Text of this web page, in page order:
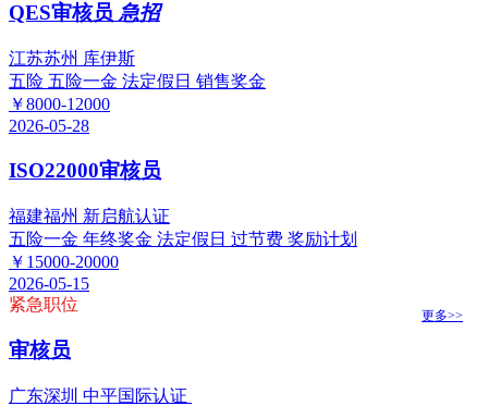
QES审核员 急招
江苏苏州 库伊斯
五险 五险一金 法定假日 销售奖金
￥8000-12000
2026-05-28
ISO22000审核员
福建福州 新启航认证
五险一金 年终奖金 法定假日 过节费 奖励计划
￥15000-20000
2026-05-15
紧急职位
更多>>
审核员
广东深圳 中平国际认证